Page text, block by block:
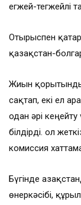
егжей-тегжейлі
Отырыспен қатар
қазақстан-
Жиын
сақтап, екі ел
одан әрі кеңейту
білдірді. Қол
комиссия
Бүгінде
өнеркәсібі,